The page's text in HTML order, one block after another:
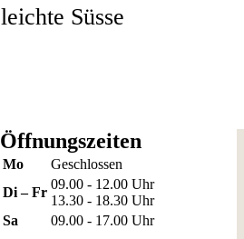
leichte Süsse
Öffnungszeiten
Mo
Geschlossen
Di – Fr
09.00 - 12.00 Uhr
13.30 - 18.30 Uhr
Sa
09.00 - 17.00 Uhr